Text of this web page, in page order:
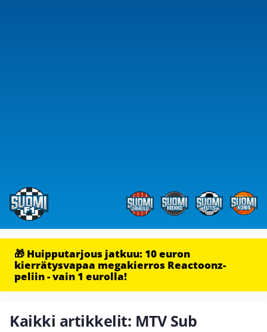
🎁 Huipputarjous jatkuu: 10 euron
kierrätysvapaa megakierros Reactoonz-
peliin - vain 1 eurolla!
Kaikki artikkelit: MTV Sub